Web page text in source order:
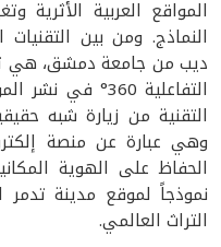
المواقع العربية
النماذج. ومن بين
ديب من جامعة دمشق، هي
التفاعلية 360°
التقنية من زيارة شبه
وهي عبارة عن منصة
الحفاظ على الهوية
نموذجاً لموقع مدينة تدمر
التراث العالمي.